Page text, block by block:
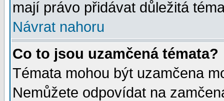
mají právo přidávat důležitá
Návrat nahoru
Co to jsou uzamčená témata?
Témata mohou být uzamčena
Nemůžete odpovídat na